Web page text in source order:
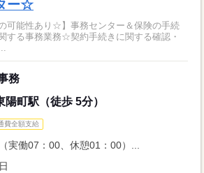
ー☆
可能性あり☆】事務センター＆保険の手続
する事務業務☆契約手続きに関する確認・
務
町駅（徒歩 5分）
費全額支給
実働07：00、休憩01：00）...